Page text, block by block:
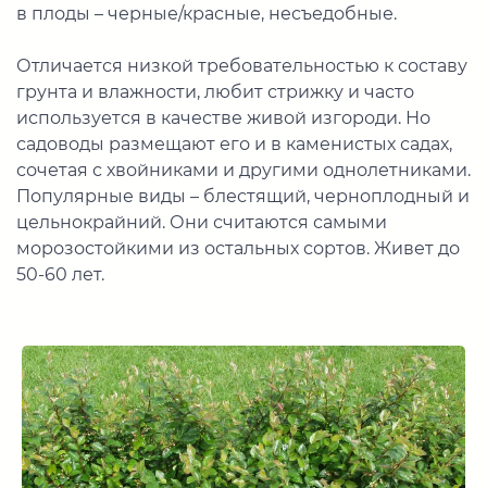
в плоды – черные/красные, несъедобные.
Отличается низкой требовательностью к составу
грунта и влажности, любит стрижку и часто
используется в качестве живой изгороди. Но
садоводы размещают его и в каменистых садах,
сочетая с хвойниками и другими однолетниками.
Популярные виды – блестящий, черноплодный и
цельнокрайний. Они считаются самыми
морозостойкими из остальных сортов. Живет до
50-60 лет.